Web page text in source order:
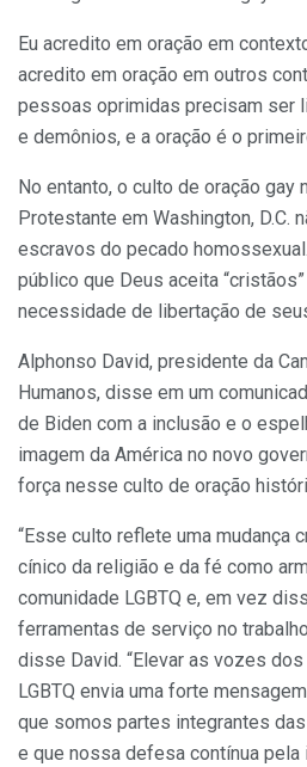
Eu acredito em oração em
acredito em oração em outros
pessoas oprimidas precisam ser
e demônios, e a oração é o
No entanto, o culto de oração gay
Protestante em Washington, D.C.
escravos do pecado
público que Deus aceita
necessidade de libertação de
Alphonso David, presidente da
Humanos, disse em um
de Biden com a inclusão e o
imagem da América no novo
força nesse culto de oração
“Esse culto reflete uma mudança
cínico da religião e da fé como
comunidade LGBTQ e, em vez
ferramentas de serviço no
disse David. “Elevar as vozes
LGBTQ envia uma forte
que somos partes integrantes
e que nossa defesa contínua pela